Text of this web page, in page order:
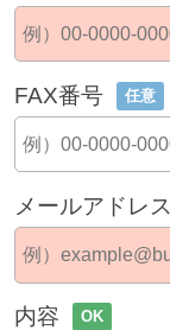
FAX番号 任意
メールアドレス
内容 OK